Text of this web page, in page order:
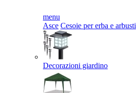
menu
Asce Cesoie per erba e arbusti
Decorazioni giardino